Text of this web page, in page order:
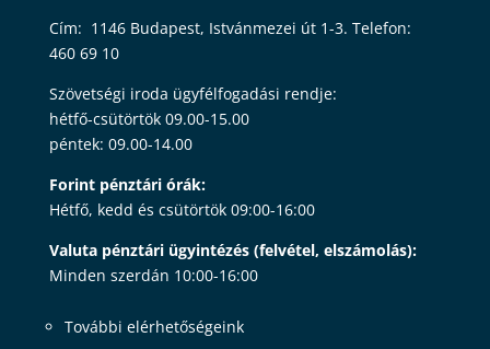
Cím: 1146 Budapest, Istvánmezei út 1-3. Telefon:
460 69 10
Szövetségi iroda ügyfélfogadási rendje:
hétfő-csütörtök 09.00-15.00
péntek: 09.00-14.00
Forint pénztári órák:
Hétfő, kedd és csütörtök 09:00-16:00
Valuta pénztári ügyintézés (felvétel, elszámolás):
Minden szerdán 10:00-16:00
További elérhetőségeink